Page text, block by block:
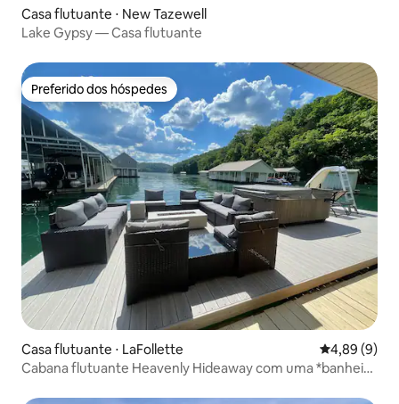
Casa flutuante ⋅ New Tazewell
Lake Gypsy — Casa flutuante
Preferido dos hóspedes
Preferido dos hóspedes
Casa flutuante ⋅ LaFollette 4,89 de uma
4,89 (9)
Cabana flutuante Heavenly Hideaway com uma *banheira